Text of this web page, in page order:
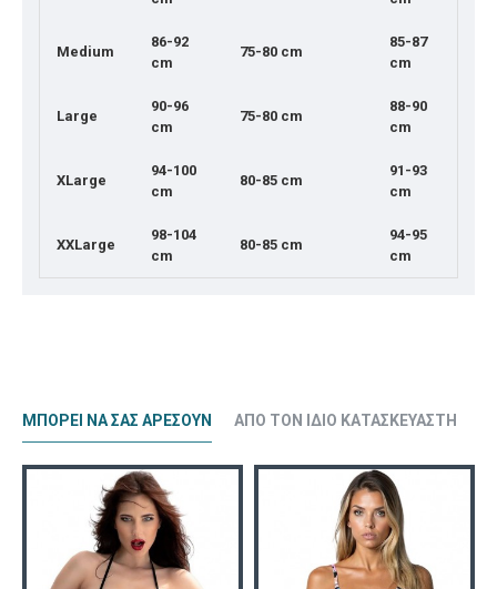
Medium
86-92
cm
75-80 cm
85-87
cm
Large
90-96
cm
75-80 cm
88-90
cm
XLarge
94-100
cm
80-85 cm
91-93
cm
XXLarge
98-104
cm
80-85 cm
94-95
cm
ΜΠΟΡΕΊ ΝΑ ΣΑΣ ΑΡΈΣΟΥΝ ΑΠΌ ΤΟΝ ΊΔΙΟ ΚΑΤΑΣΚΕΥΑΣΤΉ